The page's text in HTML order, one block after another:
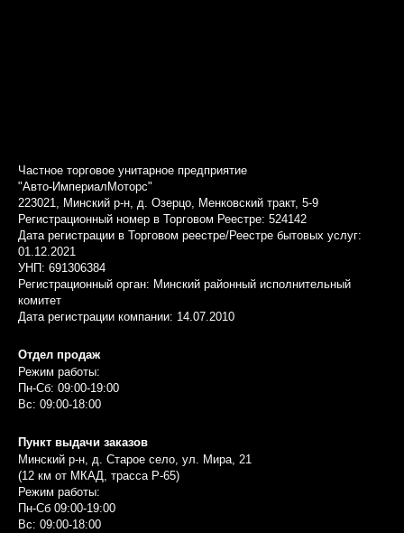
Частное торговое унитарное предприятие
"Авто-ИмпериалМоторс"
223021, Минский р-н, д. Озерцо, Менковский тракт, 5-9
Регистрационный номер в Торговом Реестре: 524142
Дата регистрации в Торговом реестре/Реестре бытовых услуг:
01.12.2021
УНП: 691306384
Регистрационный орган: Минский районный исполнительный
комитет
Дата регистрации компании: 14.07.2010
Отдел продаж
Режим работы:
Пн-Сб: 09:00-19:00
Вс: 09:00-18:00
Пункт выдачи заказов
Минский р-н, д. Старое село, ул. Мира, 21
(12 км от МКАД, трасса P-65)
Режим работы:
Пн-Сб 09:00-19:00
Вс: 09:00-18:00